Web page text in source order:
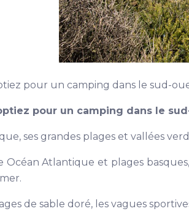
pour un camping dans le sud-
pour un camping dans le
ses grandes plages et vallées
Océan Atlantique et plages
de sable doré, les vagues